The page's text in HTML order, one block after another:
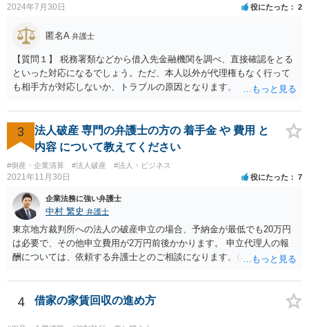
2024年7月30日 役にたった 2
匿名A 弁護士
【質問１】 税務署類などから借入先金融機関を調べ、直接確認をとる
といった対応になるでしょう。ただ、本人以外が代理権もなく行って
も相手方が対応しないか、トラブルの原因となります。 【質問２】 約
あれば、相手方に直接確認を取る必要がありますが、上記と同様の注
意点があります。 【質問３】 税務処理、登記、清算人選任といった対
応になりますが、通常、弁護士だけで完結するわけではないので、金
額を回答することはできかねます。 また、負債を正確に把握されてい
らっしゃるわけではないことからすると、 破産対応の可能性もありま
す。その場合は、法人の規模次第で大きく金額が異なります。個人と
同視できる程度のものであれば、トータル５０万弱、そうでない場合
は１００万円以上となることが予想されます。
3
法人破産 専門の弁護士の方の 着手金 や 費用 と
内容 について教えてください
#倒産・企業清算 #法人破産 #法人・ビジネス
2021年11月30日 役にたった 7
企業法務に強い弁護士
中村 繁史 弁護士
東京地方裁判所への法人の破産申立の場合、予納金が最低でも20万円
は必要で、その他申立費用が2万円前後かかります。 申立代理人の報
酬については、依頼する弁護士とのご相談になります。債権者が少な
す。
4 借家の家賃回収の進め方